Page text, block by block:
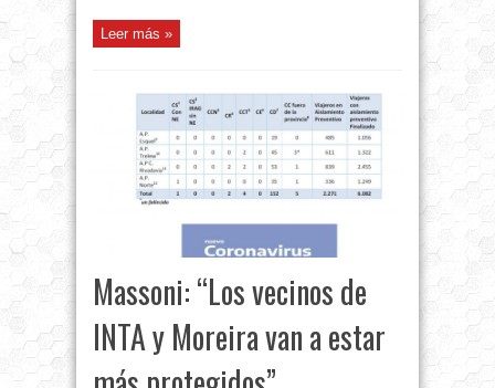
Leer más »
Massoni: “Los vecinos de
INTA y Moreira van a estar